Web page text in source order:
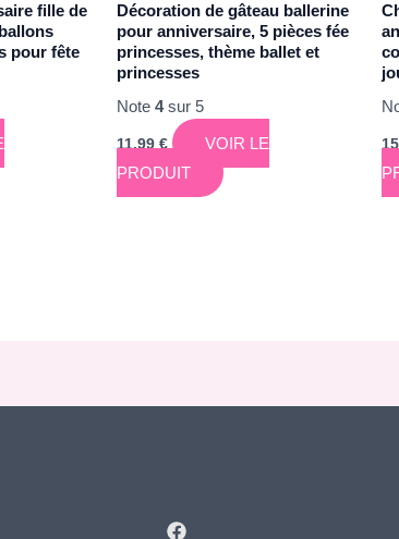
fille de
pour fête
Décoration de gâteau ballerine
pour anniversaire, 5 pièces fée
princesses, thème ballet et
princesses
Note 4sur 5
11,99€
VOIR LE
PRODUIT